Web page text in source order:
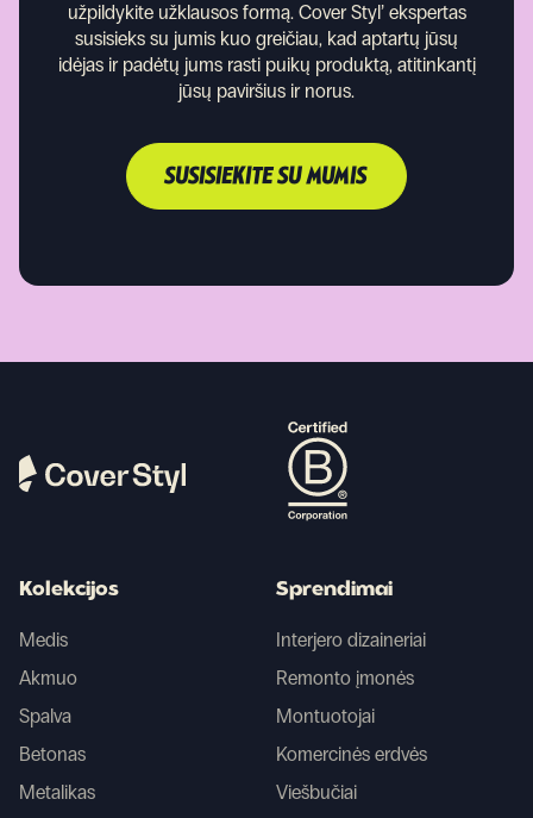
užpildykite užklausos formą. Cover Styl’ ekspertas
susisieks su jumis kuo greičiau, kad aptartų jūsų
idėjas ir padėtų jums rasti puikų produktą, atitinkantį
jūsų paviršius ir norus.
SUSISIEKITE SU MUMIS
Kolekcijos
Medis
Akmuo
Spalva
Betonas
Metalikas
Sprendimai
Interjero dizaineriai
Remonto įmonės
Montuotojai
Komercinės erdvės
Viešbučiai